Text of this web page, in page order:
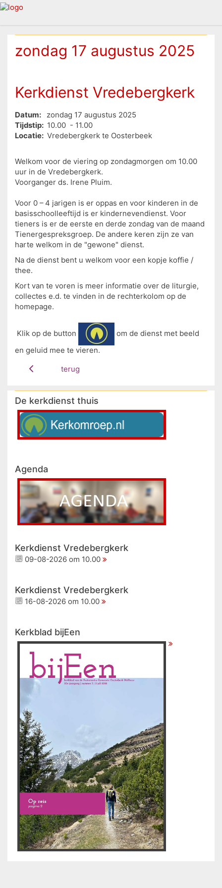
zondag 17 augustus 2025
Kerkdienst Vredebergkerk
Datum:
zondag 17 augustus 2025
Tijdstip: 10.00 - 11.00
Locatie: Vredebergkerk te Oosterbeek
Welkom voor de viering op zondagmorgen om 10.00
uur in de Vredebergkerk.
Voorganger ds. Irene Pluim.
Voor 0 – 4 jarigen is er oppas en voor kinderen in de
basisschoolleeftijd is er kindernevendienst. Voor
tieners is er de eerste en derde zondag van de maand
Tienergespreksgroep. De andere keren zijn ze van
harte welkom in de "gewone" dienst.
Na de dienst bent u welkom voor een kopje koffie /
thee.
Kort van te voren is meer informatie over de liturgie,
collectes e.d. te vinden in de rechterkolom op de
homepage.
Klik op de button
om de dienst met beeld
en geluid mee te vieren.
terug
De kerkdienst thuis
Agenda
Kerkdienst Vredebergkerk
09-08-2026 om 10.00
Kerkdienst Vredebergkerk
16-08-2026 om 10.00
Kerkblad bijEen